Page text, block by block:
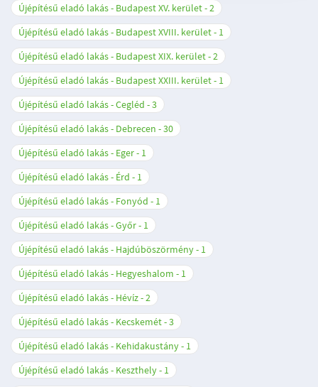
Újépítésű eladó lakás - Budapest XV. kerület 2
Újépítésű eladó lakás - Budapest XVIII. kerület
1
Újépítésű eladó lakás - Budapest XIX. kerület 2
Újépítésű eladó lakás - Budapest XXIII. kerület
1
Újépítésű eladó lakás - Cegléd
3
Újépítésű eladó lakás - Debrecen
30
Újépítésű eladó lakás - Eger
1
Újépítésű eladó lakás - Érd
1
Újépítésű eladó lakás - Fonyód
1
Újépítésű eladó lakás - Győr
1
Újépítésű eladó lakás - Hajdúböszörmény
1
Újépítésű eladó lakás - Hegyeshalom
1
Újépítésű eladó lakás - Hévíz 2
Újépítésű eladó lakás - Kecskemét 3
Újépítésű eladó lakás - Kehidakustány
1
Újépítésű eladó lakás - Keszthely
1